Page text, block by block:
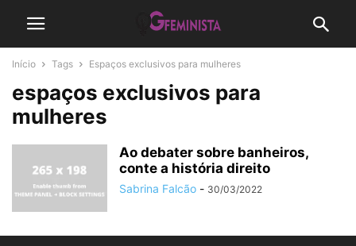
Início Tags Espaços exclusivos para mulheres
espaços exclusivos para
mulheres
Ao debater sobre banheiros,
conte a história direito
Sabrina Falcão - 30/03/2022